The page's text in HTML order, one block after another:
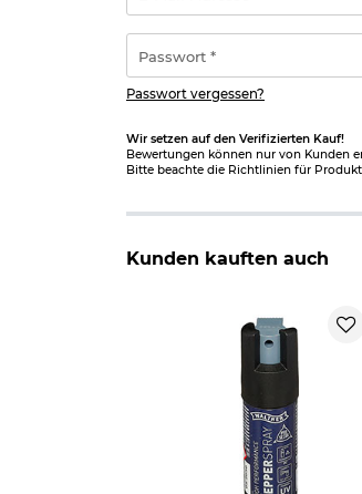
Adresse
*
Passwort vergessen?
Wir setzen auf den Verifizierten Kauf!
Bewertungen können nur von Kunden
Bitte beachte die Richtlinien für
Kunden kauften auch